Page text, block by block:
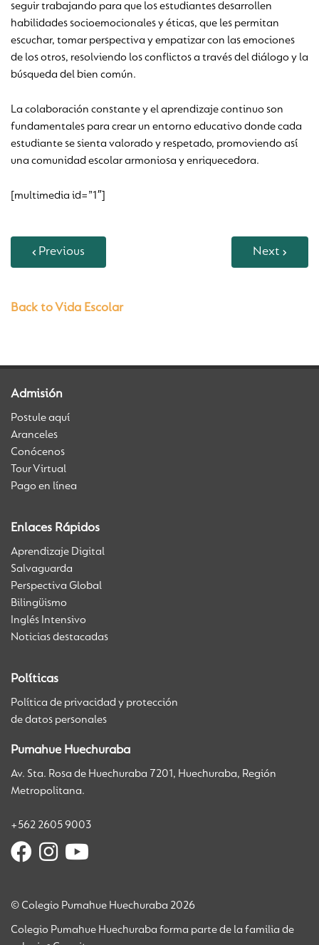
seguir trabajando para que los estudiantes desarrollen
habilidades socioemocionales y éticas, que les permitan
escuchar, tomar perspectiva y empatizar con las emociones
de los otros, resolviendo los conflictos a través del diálogo y la
búsqueda del bien común.
La colaboración constante y el aprendizaje continuo son
fundamentales para crear un entorno educativo donde cada
estudiante se sienta valorado y respetado, promoviendo así
una comunidad escolar armoniosa y enriquecedora.
[multimedia id=”1″]
Previous Next
Back to Vida Escolar
Admisión
Postule aquí
Aranceles
Conócenos
Tour Virtual
Pago en línea
Enlaces Rápidos
Aprendizaje Digital
Salvaguarda
Perspectiva Global
Bilingüismo
Inglés Intensivo
Noticias destacadas
Políticas
Política de privacidad y protección
de datos personales
Pumahue Huechuraba
Av. Sta. Rosa de Huechuraba 7201, Huechuraba, Región
Metropolitana.
+562 2605 9003
© Colegio Pumahue Huechuraba 2026
Colegio Pumahue Huechuraba forma parte de la familia de